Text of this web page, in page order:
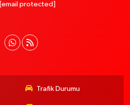
[email protected]
Trafik Durumu